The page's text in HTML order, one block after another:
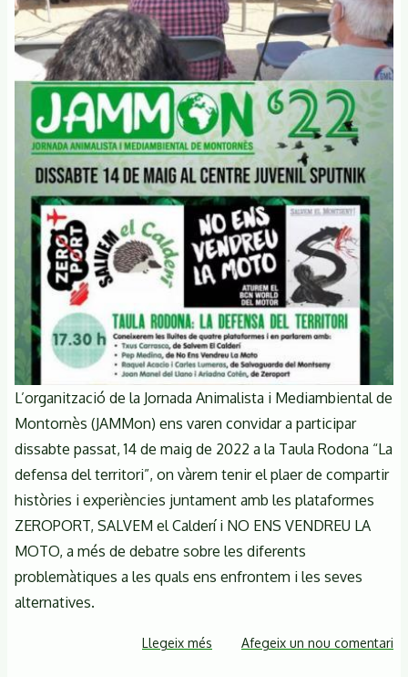
L’organització de la Jornada Animalista i Mediambiental de
Montornès (JAMMon) ens varen convidar a participar
dissabte passat, 14 de maig de 2022 a la Taula Rodona “La
defensa del territori”, on vàrem tenir el plaer de compartir
històries i experiències juntament amb les plataformes
ZEROPORT, SALVEM el Calderí i NO ENS VENDREU LA
MOTO, a més de debatre sobre les diferents
problemàtiques a les quals ens enfrontem i les seves
alternatives.
Llegeix més sobreAfegeix un nou comentari